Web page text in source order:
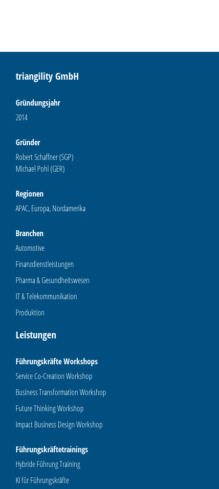
triangility GmbH
Gründungsjahr
2014
Gründer
Robert Schaffner (SGP)
Michael Pohl (GER)
Regionen
APAC, Europa, Nordamerika
Branchen
Automotive
Finanzdienstleistungen
Pharma & Gesundheitswesen
IT & Telekommunikation
Produktion
Leistungen
Führungskräfte Workshops
Service Co-Creation Workshop
Business Transformation Workshop
Future Thinking Workshop
Impact Business Design Workshop
Führungskräftetrainings
Hybride Führung Training
KI für Führungskräfte